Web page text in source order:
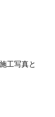
工写真と